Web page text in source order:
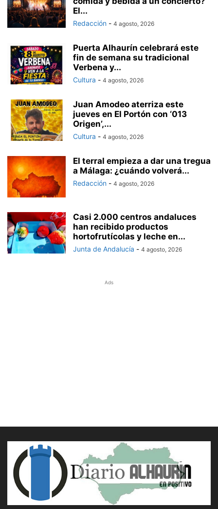
El...
Redacción - 4 agosto, 2026
Puerta Alhaurín celebrará este
fin de semana su tradicional
Verbena y...
Cultura - 4 agosto, 2026
Juan Amodeo aterriza este
jueves en El Portón con ‘013
Origen’,...
Cultura - 4 agosto, 2026
El terral empieza a dar una tregua
a Málaga: ¿cuándo volverá...
Redacción - 4 agosto, 2026
Casi 2.000 centros andaluces
han recibido productos
hortofrutícolas y leche en...
Junta de Andalucía - 4 agosto, 2026
Ads